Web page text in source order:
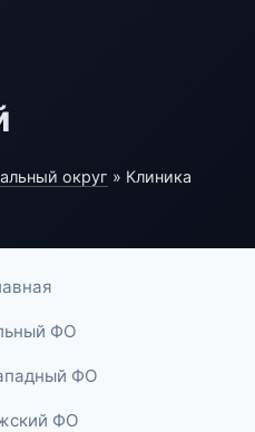
округ » Клиника
ФО
ФО
ФО